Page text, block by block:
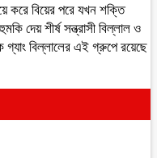
করে বিয়ের পরে যখন শক্তি
দেয় শীর্ষ সন্ত্রাসী বিল্লাল ও
গ্যাং বিল্লালের এই গ্রুপে রয়েছে